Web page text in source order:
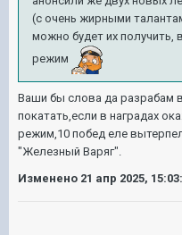
(с очень жирными
можно будет их получить,
режим
Ваши бы слова да разрабам
покатать,если в наградах
режим,10 побед еле
"Железный Варяг".
Изменено 21 апр 2025,